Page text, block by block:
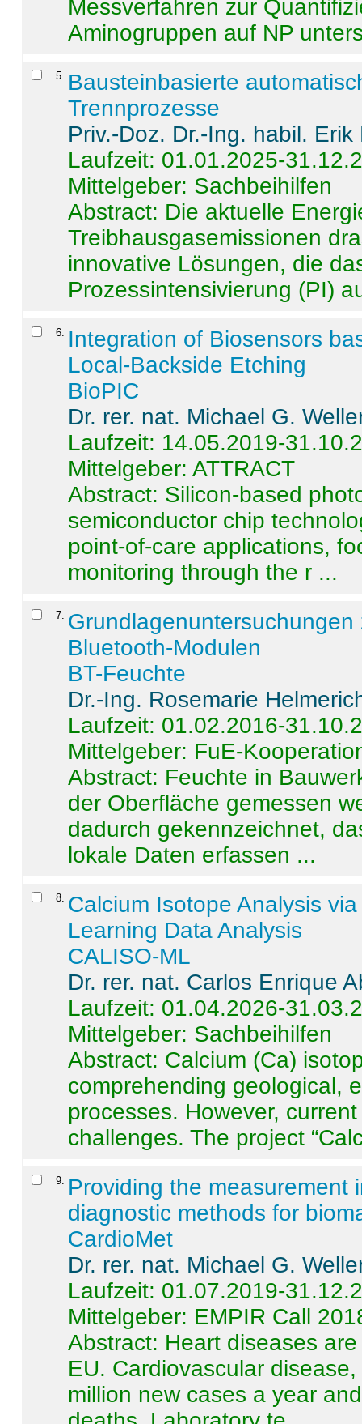
Messverfahren zur
Aminogruppen auf NP
5
Bausteinbasierte
Trennprozesse
Priv.-Doz. Dr.-Ing. habil. Erik
Laufzeit: 01.01.2025-
Mittelgeber: Sachbeihilfen
Abstract: Die aktuelle
Treibhausgasemissionen
innovative Lösungen, die
Prozessintensivierung (PI)
6
Integration of Biosensors
Local-Backside Etching
BioPIC
Dr. rer. nat. Michael G.
Laufzeit: 14.05.2019-
Mittelgeber: ATTRACT
Abstract: Silicon-based
semiconductor chip
point-of-care applications,
monitoring through the r ...
7
Bluetooth-Modulen
BT-Feuchte
Dr.-Ing. Rosemarie
Laufzeit: 01.02.2016-
Mittelgeber: FuE-
Abstract: Feuchte in
der Oberfläche gemessen
dadurch gekennzeichnet,
lokale Daten erfassen ...
8 Calcium Isotope Analysis
Learning Data Analysis
CALISO-ML
Dr. rer. nat. Carlos Enrique
Laufzeit: 01.04.2026-
Mittelgeber: Sachbeihilfen
Abstract: Calcium (Ca)
comprehending geological,
processes. However,
challenges. The project
9
Providing the measurement
diagnostic methods for
CardioMet
Dr. rer. nat. Michael G.
Laufzeit: 01.07.2019-
Mittelgeber: EMPIR Call
Abstract: Heart diseases
EU. Cardiovascular
million new cases a year